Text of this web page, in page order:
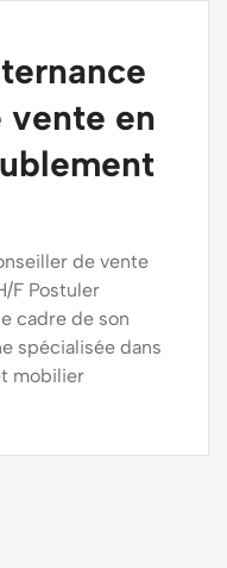
en
de vente
F Postuler
cadre de son
spécialisée dans
mobilier